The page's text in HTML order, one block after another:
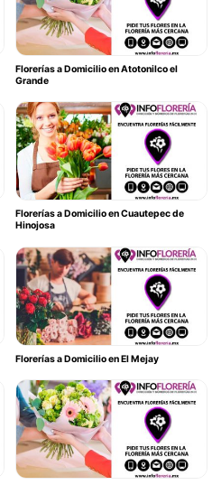
Florerías a Domicilio en Atotonilco el
Grande
Florerías a Domicilio en Cuautepec de
Hinojosa
Florerías a Domicilio en El Mejay